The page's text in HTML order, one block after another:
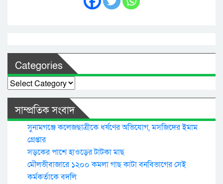
Categories
Categories
সাম্প্রতিক সংবাদ
সুনামগঞ্জে কলেজছাত্রীকে ধর্ষণের অভিযোগ, মসজিদের ইমাম
গ্রেপ্তার
সড়কের পাশে হাওড়ের টাটকা মাছ
মৌলভীবাজারে ১২০০ কমলা গাছ কাটা বনবিভাগের সেই
কর্মকর্তাকে বদলি